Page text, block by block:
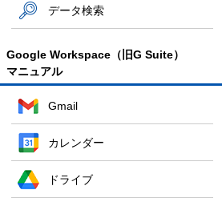
データ検索
Google Workspace（旧G Suite）
マニュアル
Gmail
カレンダー
ドライブ